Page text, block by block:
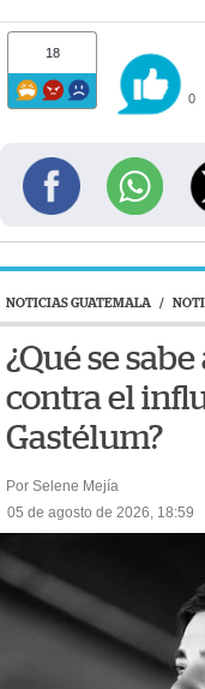
18
0
NOTICIAS GUATEMALA /
¿Qué se
contra el
Gastélum?
Por Selene Mejía
05 de agosto de 2026, 18:59